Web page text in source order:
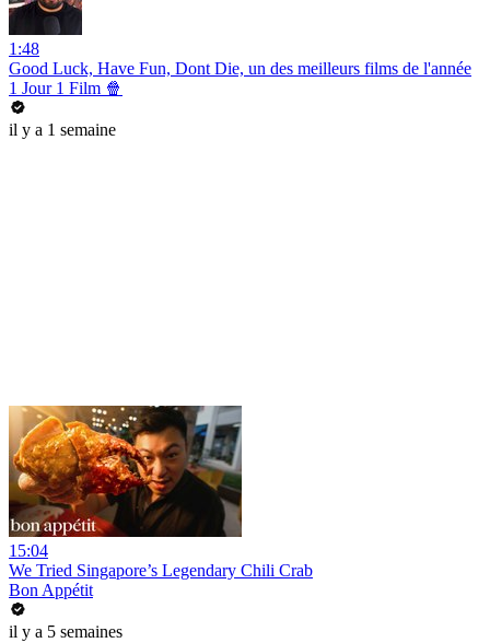
1:48
Good Luck, Have Fun, Dont Die, un des meilleurs films de l'année
1 Jour 1 Film 🍿
il y a 1 semaine
15:04
We Tried Singapore’s Legendary Chili Crab
Bon Appétit
il y a 5 semaines